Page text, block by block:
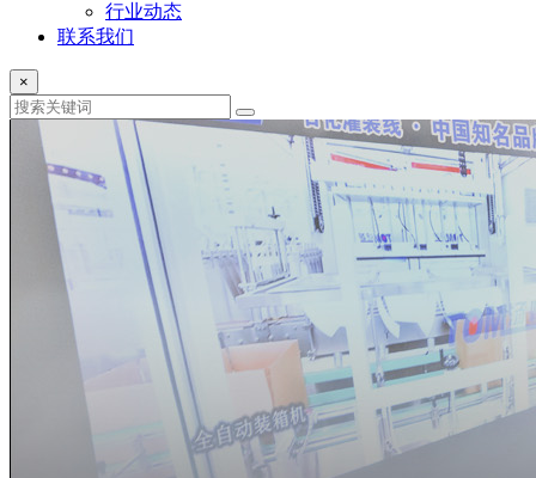
行业动态
联系我们
×